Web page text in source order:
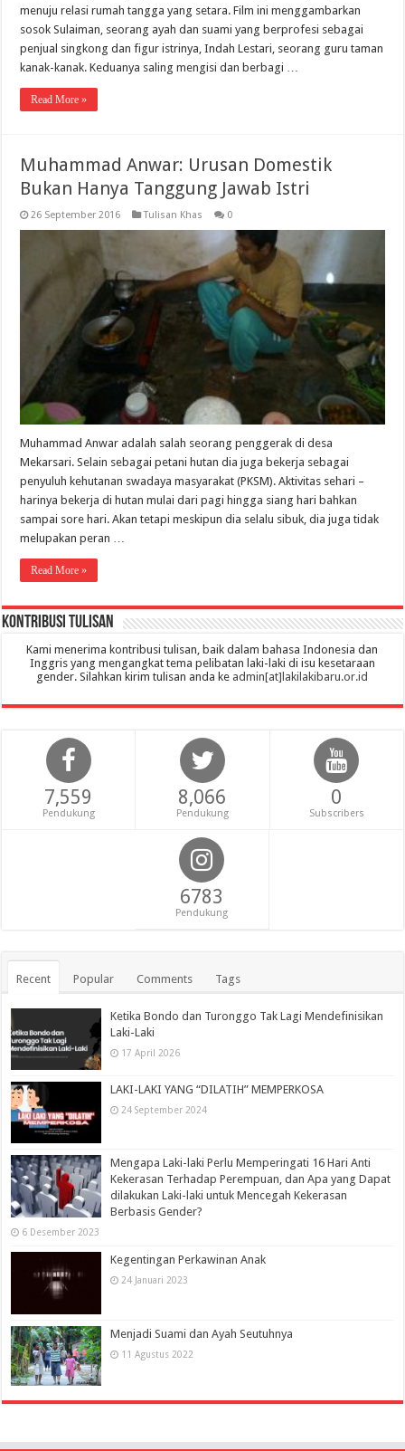
menuju relasi rumah tangga yang setara. Film ini menggambarkan
sosok Sulaiman, seorang ayah dan suami yang berprofesi sebagai
penjual singkong dan figur istrinya, Indah Lestari, seorang guru taman
kanak-kanak. Keduanya saling mengisi dan berbagi …
Read More »
Muhammad Anwar: Urusan Domestik
Bukan Hanya Tanggung Jawab Istri
26 September 2016 Tulisan Khas 0
Muhammad Anwar adalah salah seorang penggerak di desa
Mekarsari. Selain sebagai petani hutan dia juga bekerja sebagai
penyuluh kehutanan swadaya masyarakat (PKSM). Aktivitas sehari –
harinya bekerja di hutan mulai dari pagi hingga siang hari bahkan
sampai sore hari. Akan tetapi meskipun dia selalu sibuk, dia juga tidak
melupakan peran …
Read More »
Kontribusi Tulisan
Kami menerima kontribusi tulisan, baik dalam bahasa Indonesia dan
Inggris yang mengangkat tema pelibatan laki-laki di isu kesetaraan
gender. Silahkan kirim tulisan anda ke admin[at]lakilakibaru.or.id
7,559
Pendukung
8,066
Pendukung
0
Subscribers
6783
Pendukung
Recent Popular Comments Tags
Ketika Bondo dan Turonggo Tak Lagi Mendefinisikan
Laki-Laki
17 April 2026
LAKI-LAKI YANG “DILATIH” MEMPERKOSA
24 September 2024
Mengapa Laki-laki Perlu Memperingati 16 Hari Anti
Kekerasan Terhadap Perempuan, dan Apa yang Dapat
dilakukan Laki-laki untuk Mencegah Kekerasan
Berbasis Gender?
6 Desember 2023
Kegentingan Perkawinan Anak
24 Januari 2023
Menjadi Suami dan Ayah Seutuhnya
11 Agustus 2022